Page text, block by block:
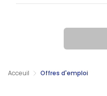
Acceuil Offres d'emploi